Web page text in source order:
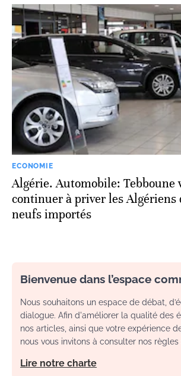
ECONOMIE
Algérie. Automobile: Tebboune
continuer à priver les Algériens
neufs importés
Bienvenue dans l’espace
Nous souhaitons un espace de débat,
dialogue. Afin d'améliorer la qualité des
nos articles, ainsi que votre expérience
nous vous invitons à consulter nos règles
Lire notre charte